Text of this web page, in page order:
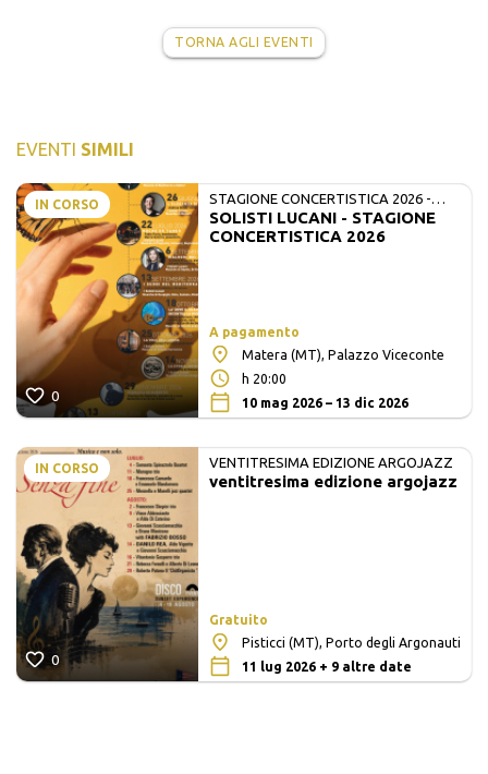
TORNA AGLI EVENTI
EVENTI SIMILI
IN CORSO
0
STAGIONE CONCERTISTICA 2026 -
MATE E SOLISTI LUCANI
SOLISTI LUCANI - STAGIONE
CONCERTISTICA 2026
A pagamento
Matera (MT), Palazzo Viceconte
h 20:00
10 mag 2026 – 13 dic 2026
IN CORSO
0
VENTITRESIMA EDIZIONE ARGOJAZZ
ventitresima edizione argojazz
Gratuito
Pisticci (MT), Porto degli Argonauti
11 lug 2026 + 9 altre date